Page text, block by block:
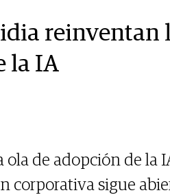
reinventan
la IA
ola de adopción de la
corporativa sigue